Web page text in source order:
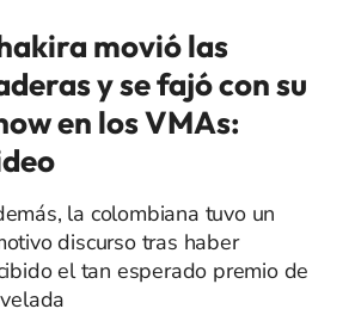
movió las
y se fajó con su
en los VMAs:
la colombiana tuvo un
discurso tras haber
el tan esperado premio de